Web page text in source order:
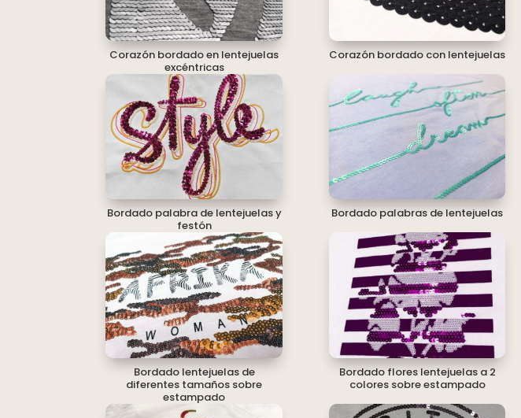
Corazón bordado en lentejuelas
excéntricas
Corazón bordado con lentejuelas
Bordado palabra de lentejuelas y
festón
Bordado palabras de lentejuelas
Bordado lentejuelas de
diferentes tamaños sobre
estampado
Bordado flores lentejuelas a 2
colores sobre estampado